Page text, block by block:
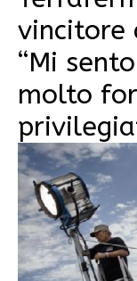
vincitore
“Mi
molto